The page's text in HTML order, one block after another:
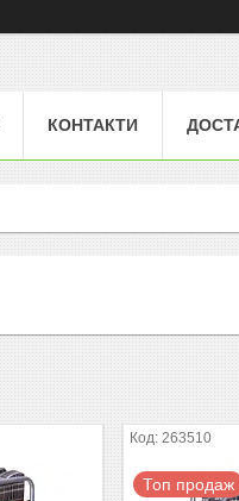
КОНТАКТИ
263510
Топ продаж